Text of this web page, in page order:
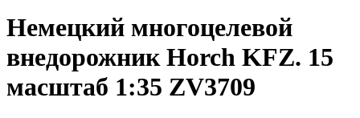
Немецкий многоцелевой
внедорожник Horch KFZ. 15
масштаб 1:35 ZV3709